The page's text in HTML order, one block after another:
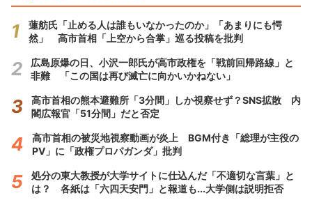
蓮舫氏「止める人は誰もいなかったのか」「あまりにも愕
然」 高市首相「上空から合掌」巡る投稿を批判
広島原爆の日、小沢一郎氏が高市政権を「戦前回帰路線」と
非難 「この国は再び滅亡に向かいかねない」
高市首相の熊本避難所「3分間」しか視察せず？SNS拡散 内
閣広報官「51分間」だと否定
高市首相の被災地視察動画が炎上 BGM付き「総理が主役の
PV」に「政権プロパガンダ」批判
処分の東大教授が大学サイトに仕込んだ「不適切な言葉」と
は？ 各紙は「六四天安門」と報道も...大学側は説明拒否